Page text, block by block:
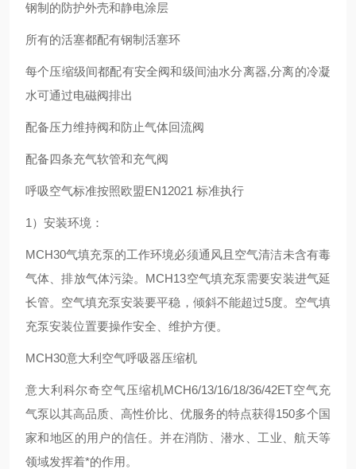
钢制的防护外壳和静电涂层
所有的活塞都配有钢制活塞环
每个压缩级间都配有安全阀和级间油水分离器,分离的冷凝
水可通过电磁阀排出
配备压力维持阀和防止气体回流阀
配备四条充气软管和充气阀
呼吸空气标准按照欧盟EN12021 标准执行
1）安装环境：
MCH30气填充泵的工作环境必须通风且空气清洁未含有毒
气体、排放气体污染。MCH13空气填充泵需要安装进气延
长管。空气填充泵安装要平稳，倾斜不能超过5度。空气填
充泵安装位置要操作安全、维护方便。
MCH30意大利空气呼吸器压缩机
意大利科尔奇空气压缩机MCH6/13/16/18/36/42ET空气充
气泵以其高品质、高性价比、优服务的特点获得150多个国
家和地区的用户的信任。并在消防、潜水、工业、航天等
领域发挥着*的作用。